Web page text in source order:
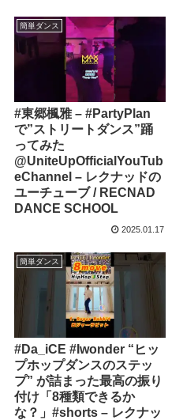
簡単ダンス
#東郷楓雅 – #PartyPlan
で”ストリートダンス”踊
ってみた
@UniteUpOfficialYouTub
eChannel – レクナッドの
ユーチューブ / RECNAD
DANCE SCHOOL
2025.01.17
簡単ダンス
#Da_iCE #Iwonder “ヒッ
プホップダンスのステッ
プ” が詰まった最高の振り
付け「8種類できるか
な？」#shorts – レクナッ